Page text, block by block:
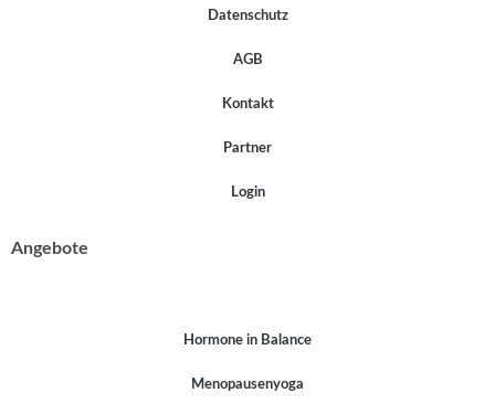
Datenschutz
AGB
Kontakt
Partner
Login
Angebote
Hormone in Balance
Menopausenyoga